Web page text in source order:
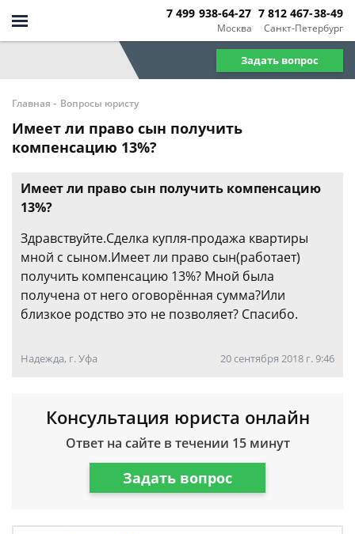
Москва
7 499 938-64-27
Санкт-Петербург
7 812 467-38-49
Задать вопрос
Главная - Вопросы юристу
Имеет ли право сын получить
компенсацию 13%?
Имеет ли право сын получить компенсацию
13%?
Здравствуйте.Сделка купля-продажа квартиры
мной с сыном.Имеет ли право сын(работает)
получить компенсацию 13%? Мной была
получена от него оговорённая сумма?Или
близкое родство это не позволяет? Спасибо.
Надежда, г. Уфа 20 сентября 2018 г. 9:46
Консультация юриста онлайн
Ответ на сайте в течении 15 минут
Задать вопрос